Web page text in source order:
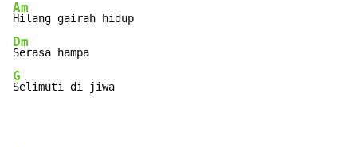
Am
Dm
G
Selimuti di jiwa